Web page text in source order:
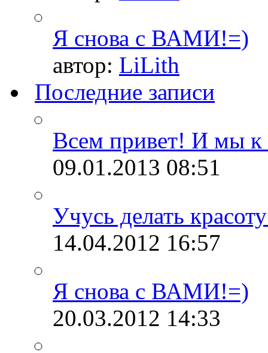
Я снова с ВАМИ!=)
автор: LiLith
Последние записи
Всем привет! И мы к
09.01.2013 08:51
Учусь делать
14.04.2012 16:57
Я снова с ВАМИ!=)
20.03.2012 14:33